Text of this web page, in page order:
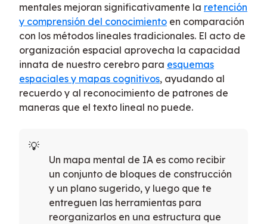
mentales mejoran significativamente la retención
y comprensión del conocimiento en comparación
con los métodos lineales tradicionales. El acto de
organización espacial aprovecha la capacidad
innata de nuestro cerebro para esquemas
espaciales y mapas cognitivos, ayudando al
recuerdo y al reconocimiento de patrones de
maneras que el texto lineal no puede.
Un mapa mental de IA es como recibir
un conjunto de bloques de construcción
y un plano sugerido, y luego que te
entreguen las herramientas para
reorganizarlos en una estructura que